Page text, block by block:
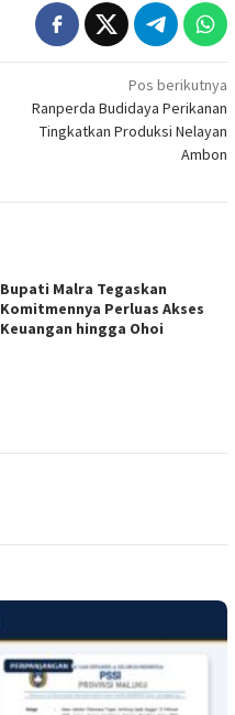
Pos berikutnya
Ranperda Budidaya Perikanan
Tingkatkan Produksi Nelayan
Ambon
Bupati Malra Tegaskan
Komitmennya Perluas Akses
Keuangan hingga Ohoi